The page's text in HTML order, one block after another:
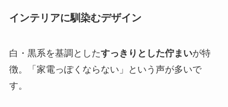
インテリアに馴染むデザイン
白・黒系を基調としたすっきりとした佇まいが特
徴。「家電っぽくならない」という声が多いで
す。